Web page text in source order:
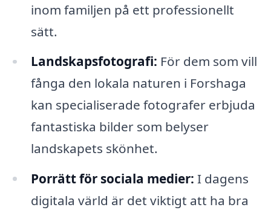
inom familjen på ett professionellt
sätt.
Landskapsfotografi: För dem som vill
fånga den lokala naturen i Forshaga
kan specialiserade fotografer erbjuda
fantastiska bilder som belyser
landskapets skönhet.
Porrätt för sociala medier: I dagens
digitala värld är det viktigt att ha bra